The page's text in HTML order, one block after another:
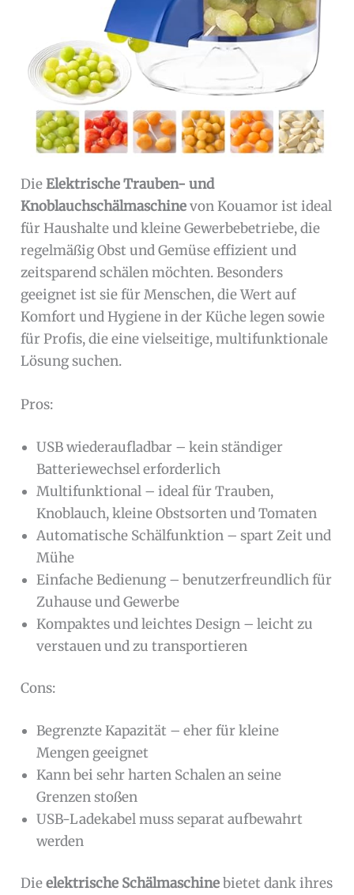
DieElektrische Trauben- und
Knoblauchschälmaschinevon Kouamor ist ideal
für Haushalte und kleine Gewerbebetriebe, die
regelmäßig Obst und Gemüse effizient und
zeitsparend schälen möchten. Besonders
geeignet ist sie für Menschen, die Wert auf
Komfort und Hygiene in der Küche legen sowie
für Profis, die eine vielseitige, multifunktionale
Lösung suchen.
Pros:
USB wiederaufladbar – kein ständiger
Batteriewechsel erforderlich
Multifunktional – ideal für Trauben,
Knoblauch, kleine Obstsorten und Tomaten
Automatische Schälfunktion – spart Zeit und
Mühe
Einfache Bedienung – benutzerfreundlich für
Zuhause und Gewerbe
Kompaktes und leichtes Design – leicht zu
verstauen und zu transportieren
Cons:
Begrenzte Kapazität – eher für kleine
Mengen geeignet
Kann bei sehr harten Schalen an seine
Grenzen stoßen
USB-Ladekabel muss separat aufbewahrt
werden
Dieelektrische Schälmaschinebietet dank ihres